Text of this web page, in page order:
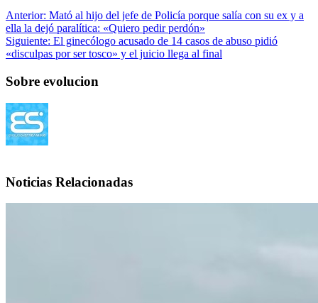
Anterior: Mató al hijo del jefe de Policía porque salía con su ex y a
ella la dejó paralítica: «Quiero pedir perdón»
Siguiente: El ginecólogo acusado de 14 casos de abuso pidió
«disculpas por ser tosco» y el juicio llega al final
Sobre evolucion
Noticias Relacionadas